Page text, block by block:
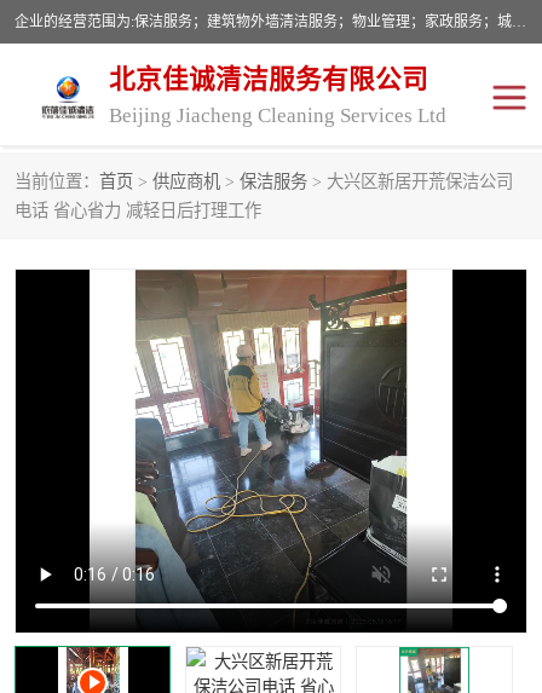
企业的经营范围为:保洁服务；建筑物外墙清洁服务；物业管理；家政服务；城市园林绿化；劳务分包；技术开发、技术转让、技术服务；销售保洁设备、卫生用品、化工产品（不含危险化学品及一类易制毒化学品）、日用品、办公设备、建筑材料、装饰材料；图文设计；清洁服务（不含餐具消毒）；中央空调维修；工程设计；施工总承包；专业承包。
北京佳诚清洁服务有限公司
Beijing Jiacheng Cleaning Services Ltd
当前位置： 首页 > 供应商机 > 保洁服务 > 大兴区新居开荒保洁公司
电话 省心省力 减轻日后打理工作
外墙清洗
开荒保洁 保洁服务
建筑物外墙维修